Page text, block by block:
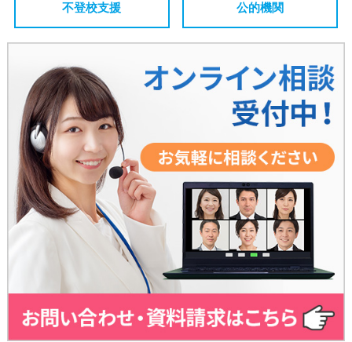
不登校支援 公的機関